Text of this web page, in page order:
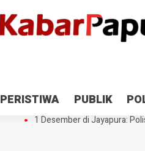
PERISTIWA PUBLIK
Antisipasi 1 Desember, TNI
Gedung Perpustakaan
1 Desember di Jayapura: